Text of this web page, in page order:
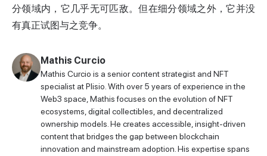
分领域内，它几乎无可匹敌。但在细分领域之外，它并没
有真正试图与之竞争。
Mathis Curcio
Mathis Curcio is a senior content strategist and NFT
specialist at Plisio. With over 5 years of experience in the
Web3 space, Mathis focuses on the evolution of NFT
ecosystems, digital collectibles, and decentralized
ownership models. He creates accessible, insight-driven
content that bridges the gap between blockchain
innovation and mainstream adoption. His expertise spans